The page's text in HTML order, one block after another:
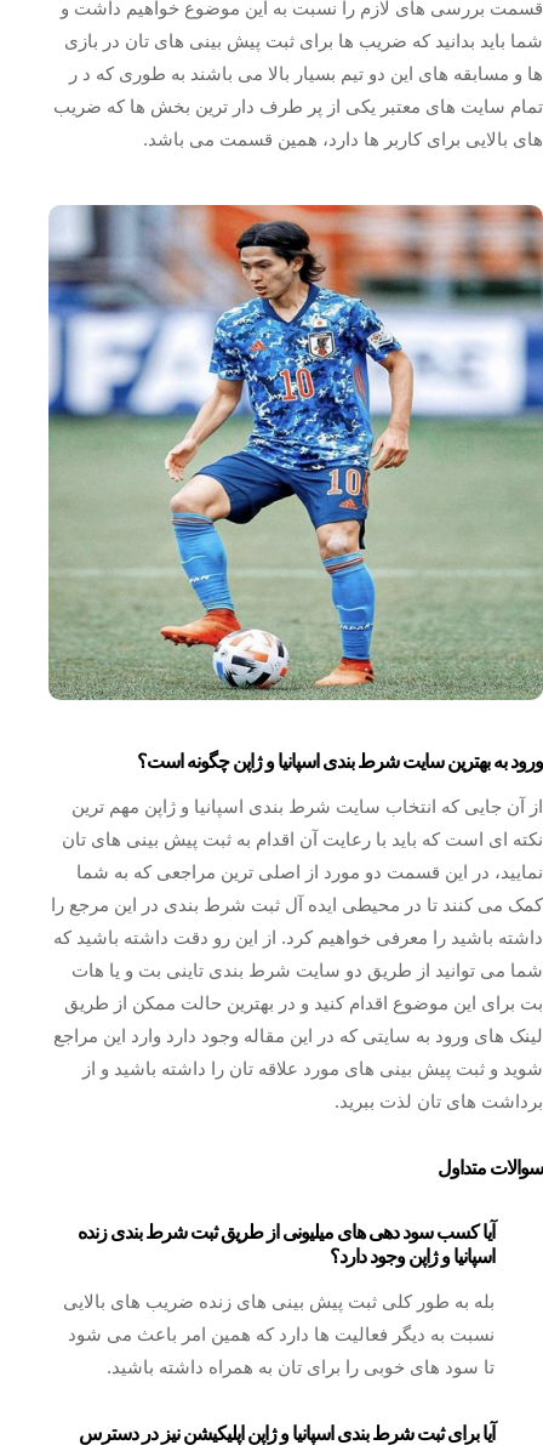
قسمت بررسی های لازم را نسبت به این موضوع خواهیم داشت و
شما باید بدانید که ضریب ها برای ثبت پیش بینی های تان در بازی
ها و مسابقه های این دو تیم بسیار بالا می باشند به طوری که د ر
تمام سایت های معتبر یکی از پر طرف دار ترین بخش ها که ضریب
های بالایی برای کاربر ها دارد، همین قسمت می باشد.
ورود به بهترین سایت شرط بندی اسپانیا و ژاپن چگونه است؟
از آن جایی که انتخاب سایت شرط بندی اسپانیا و ژاپن مهم ترین
نکته ای است که باید با رعایت آن اقدام به ثبت پیش بینی های تان
نمایید، در این قسمت دو مورد از اصلی ترین مراجعی که به شما
کمک می کنند تا در محیطی ایده آل ثبت شرط بندی در این مرجع را
داشته باشید را معرفی خواهیم کرد. از این رو دقت داشته باشید که
شما می توانید از طریق دو سایت شرط بندی تاینی بت و یا هات
بت برای این موضوع اقدام کنید و در بهترین حالت ممکن از طریق
لینک های ورود به سایتی که در این مقاله وجود دارد وارد این مراجع
شوید و ثبت پیش بینی های مورد علاقه تان را داشته باشید و از
برداشت های تان لذت ببرید.
سوالات متداول
آیا کسب سود دهی های میلیونی از طریق ثبت شرط بندی زنده
اسپانیا و ژاپن وجود دارد؟
بله به طور کلی ثبت پیش بینی های زنده ضریب های بالایی
نسبت به دیگر فعالیت ها دارد که همین امر باعث می شود
تا سود های خوبی را برای تان به همراه داشته باشید.
آیا برای ثبت شرط بندی اسپانیا و ژاپن اپلیکیشن نیز در دسترس